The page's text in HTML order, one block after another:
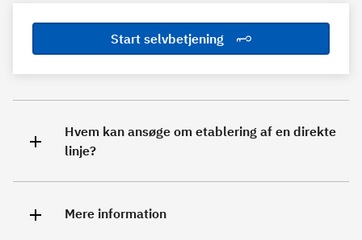
Start selvbetjening
Hvem kan ansøge om etablering af en direkte
linje?
Mere information